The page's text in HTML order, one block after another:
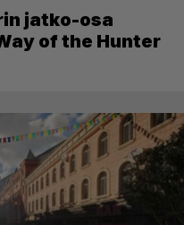
jatko-osa
of the Hunter